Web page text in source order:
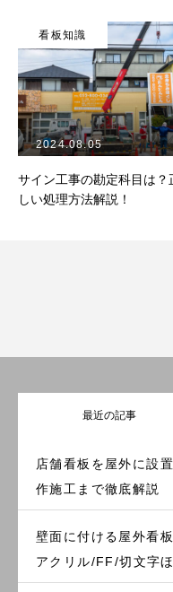
看板知識
サイン工事の勘定科目は？
しい処理方法解説！
2024.08.05
最近の記事
店舗看板を屋外に設
作施工まで徹底解説
壁面に付ける屋外看
アクリル/FF/切文字